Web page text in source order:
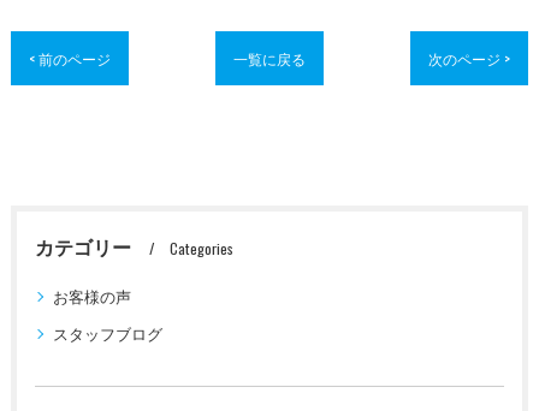
< 前のページ 一覧に戻る 次のページ >
カテゴリー Categories
お客様の声
スタッフブログ